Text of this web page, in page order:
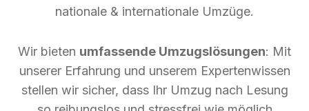
nationale & internationale Umzüge.
Wir bieten umfassende Umzugslösungen: Mit
unserer Erfahrung und unserem Expertenwissen
stellen wir sicher, dass Ihr Umzug nach Lesung